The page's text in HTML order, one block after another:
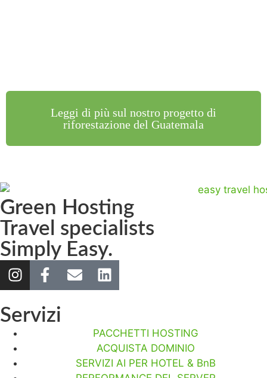
Leggi di più sul nostro progetto di
riforestazione del Guatemala
Green Hosting
Travel specialists
Simply Easy.
Servizi
PACCHETTI HOSTING
ACQUISTA DOMINIO
SERVIZI AI PER HOTEL & BnB